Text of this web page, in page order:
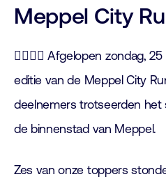
Meppel City
🏃‍♂️🏃‍♀️ Afgelopen zondag,
editie van de Meppel City
deelnemers trotseerden
de binnenstad van Meppel.
Zes van onze toppers